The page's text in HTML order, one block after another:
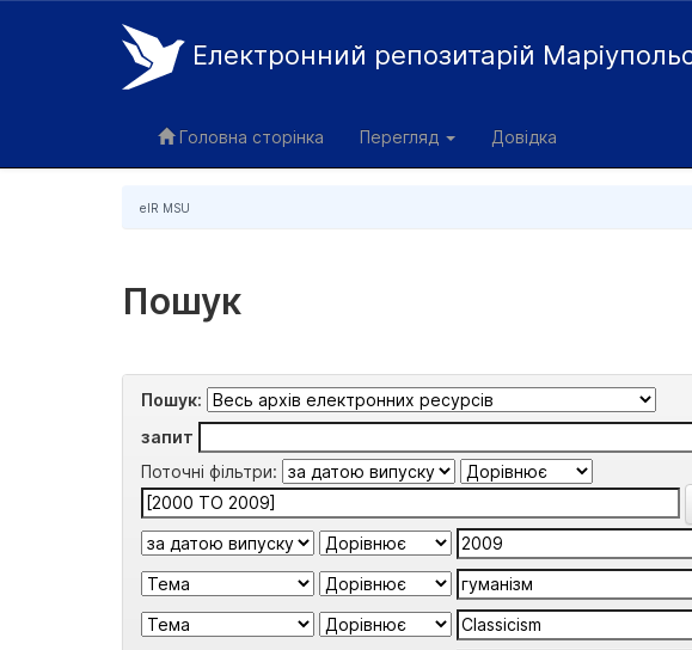
Електронний репозитарій
Головна сторінка Перегляд Довідка
eIR MSU
Пошук
Пошук:
запит
Поточні фільтри: